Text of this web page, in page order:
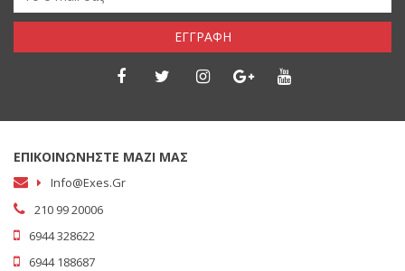
ΕΓΓΡΑΦΗ
ΕΠΙΚΟΙΝΩΝΗΣΤΕ ΜΑΖΙ ΜΑΣ
Info@exes.gr
210 99 20006
6944 328622
6944 188687